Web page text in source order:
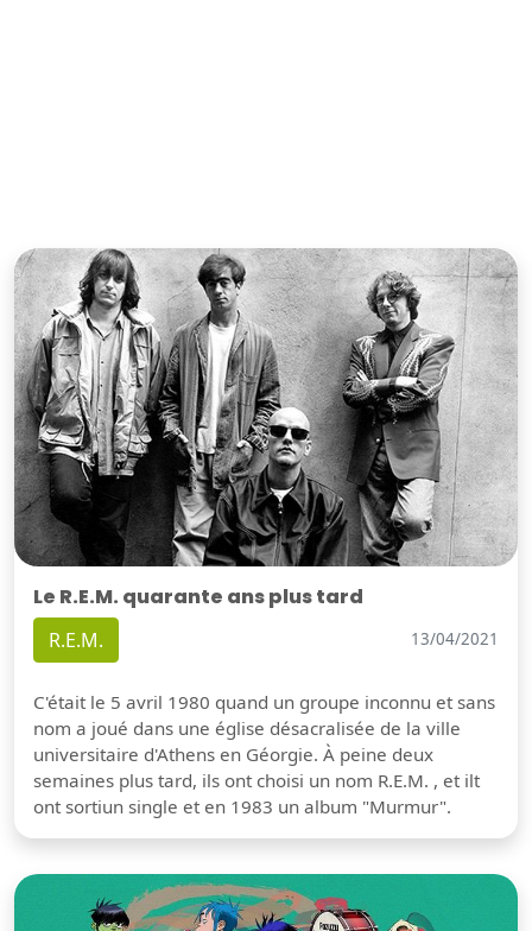
Le R.E.M. quarante ans plus tard
R.E.M. 13/04/2021
C'était le 5 avril 1980 quand un groupe inconnu et sans
nom a joué dans une église désacralisée de la ville
universitaire d'Athens en Géorgie. À peine deux
semaines plus tard, ils ont choisi un nom R.E.M. , et ilt
ont sortiun single et en 1983 un album "Murmur".